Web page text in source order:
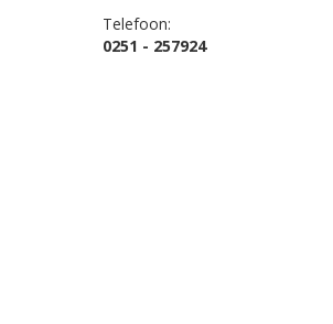
Telefoon:
0251 - 257924